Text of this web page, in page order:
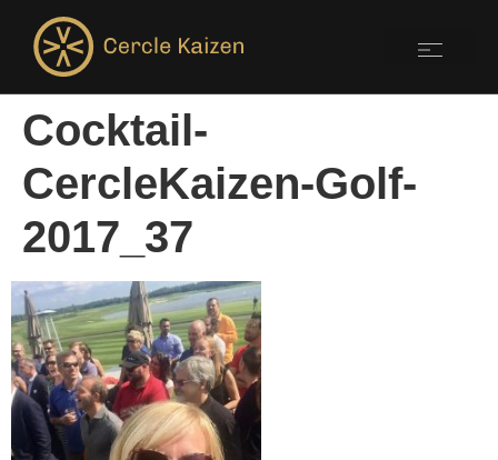
Cocktail-
CercleKaizen-Golf-
2017_37